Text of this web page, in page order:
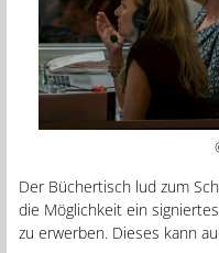
Der Büchertisch lud zum
die Möglichkeit ein
zu erwerben. Dieses kann